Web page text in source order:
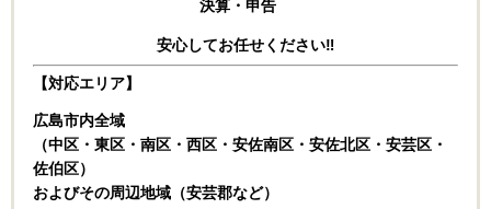
決算・申告
安心してお任せください‼
【対応エリア】
広島市内全域
（中区・東区・南区・西区・安佐南区・安佐北区・安芸区・
佐伯区）
およびその周辺地域（安芸郡など）